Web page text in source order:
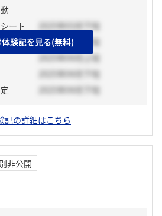
ート
2025年03月下旬
2025年03月下旬
2025年04月上旬
2025年04月下旬
2025年04月下旬
記の詳細はこちら
験記を見る(無料)
非公開